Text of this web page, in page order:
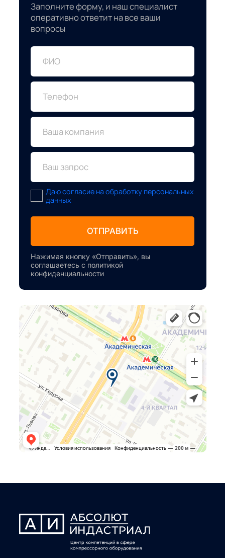
Заполните форму, и наш специалист
оперативно ответит на все ваши
вопросы
ФИО
Телефон
Ваша компания
Ваш запрос
Даю согласие на обработку персональных
данных
ОТПРАВИТЬ
Нажимая кнопку «Отправить», вы
соглашаетесь с политикой
конфиденциальности